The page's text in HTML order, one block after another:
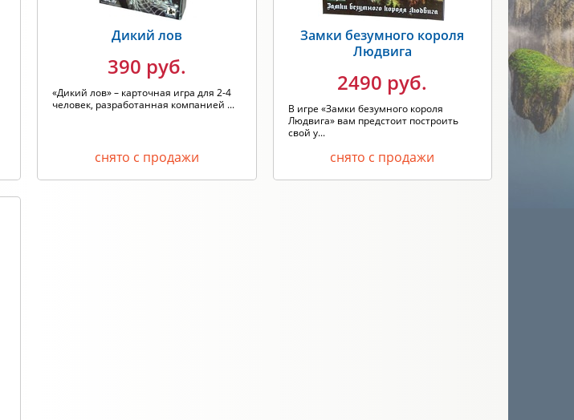
Дикий лов
390 руб.
«Дикий лов» – карточная игра для 2-4
человек, разработанная компанией ...
снято с продажи
Замки безумного короля
Людвига
2490 руб.
В игре «Замки безумного короля
Людвига» вам предстоит построить
свой у...
снято с продажи